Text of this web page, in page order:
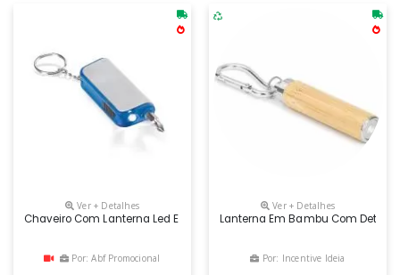
Ver + Detalhes
Chaveiro Com Lanterna Led E Ferramenta
Por: Abf Promocional
Ver + Detalhes
Lanterna Em Bambu Com
Por: Incentive Ideia